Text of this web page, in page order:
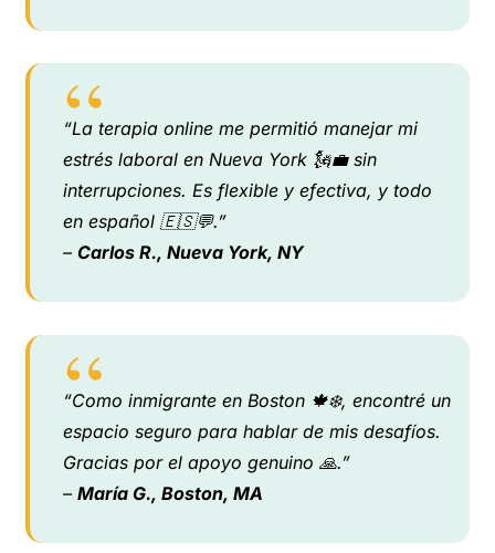
“La terapia online me permitió manejar mi
estrés laboral en Nueva York 🗽💼 sin
interrupciones. Es flexible y efectiva, y todo
en español 🇪🇸💬.”
– Carlos R., Nueva York, NY
“Como inmigrante en Boston 🍁❄️, encontré un
espacio seguro para hablar de mis desafíos.
Gracias por el apoyo genuino 🙏.”
–María G., Boston, MA